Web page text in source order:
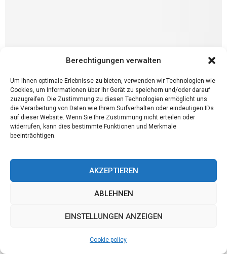
Berechtigungen verwalten
Um Ihnen optimale Erlebnisse zu bieten, verwenden wir Technologien wie
Cookies, um Informationen über Ihr Gerät zu speichern und/oder darauf
zuzugreifen. Die Zustimmung zu diesen Technologien ermöglicht uns
die Verarbeitung von Daten wie Ihrem Surfverhalten oder eindeutigen IDs
auf dieser Website. Wenn Sie Ihre Zustimmung nicht erteilen oder
widerrufen, kann dies bestimmte Funktionen und Merkmale
beeinträchtigen.
AKZEPTIEREN
ABLEHNEN
EINSTELLUNGEN ANZEIGEN
Cookie policy
Dienstleistung
VR erstellen lassen
Dienstleistungen oder Immobilienprojekten. Nutzen Sie die virtuelle
Realität auf...